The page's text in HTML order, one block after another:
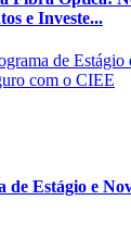
e Investe...
Estágio e